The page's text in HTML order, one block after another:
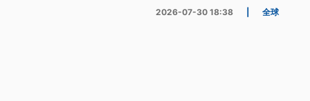
2026-07-30 18:38 全球